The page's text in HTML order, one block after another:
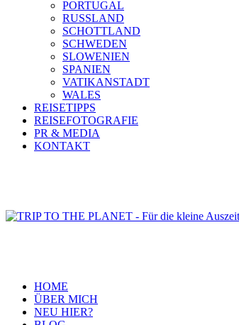
PORTUGAL
RUSSLAND
SCHOTTLAND
SCHWEDEN
SLOWENIEN
SPANIEN
VATIKANSTADT
WALES
REISETIPPS
REISEFOTOGRAFIE
PR & MEDIA
KONTAKT
HOME
ÜBER MICH
NEU HIER?